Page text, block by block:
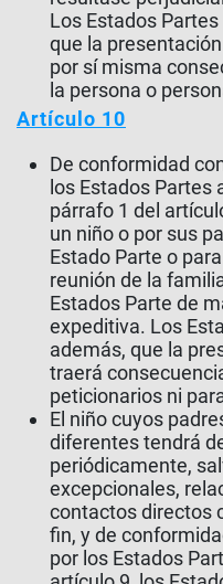
Los Estados
que la
por sí misma
la persona o
Artículo 10
De conformidad
los Estados Partes
párrafo 1 del
un niño o por sus
Estado Parte o
reunión de la
Estados Parte de
expeditiva. Los
además, que la
traerá
peticionarios ni
El niño cuyos
diferentes tendrá
periódicamente,
excepcionales,
contactos directos
fin, y de
por los Estados